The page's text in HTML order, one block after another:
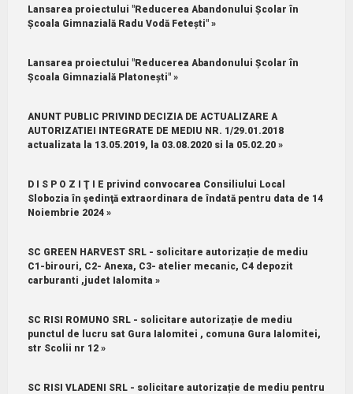
Lansarea proiectului "Reducerea Abandonului Școlar în
Școala Gimnazială Radu Vodă Fetești" »
Lansarea proiectului "Reducerea Abandonului Școlar în
Școala Gimnazială Platonești" »
ANUNT PUBLIC PRIVIND DECIZIA DE ACTUALIZARE A
AUTORIZATIEI INTEGRATE DE MEDIU NR. 1/29.01.2018
actualizata la 13.05.2019, la 03.08.2020 si la 05.02.20 »
D I S P O Z I Ţ I E privind convocarea Consiliului Local
Slobozia în şedinţă extraordinara de îndată pentru data de 14
Noiembrie 2024 »
SC GREEN HARVEST SRL - solicitare autorizație de mediu
C1-birouri, C2- Anexa, C3- atelier mecanic, C4 depozit
carburanti ,judet Ialomita »
SC RISI ROMUNO SRL - solicitare autorizație de mediu
punctul de lucru sat Gura Ialomitei , comuna Gura Ialomitei,
str Scolii nr 12 »
SC RISI VLADENI SRL - solicitare autorizație de mediu pentru